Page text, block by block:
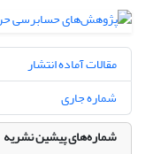
مقالات آماده انتشار
شماره جاری
شماره‌های پیشین نشریه